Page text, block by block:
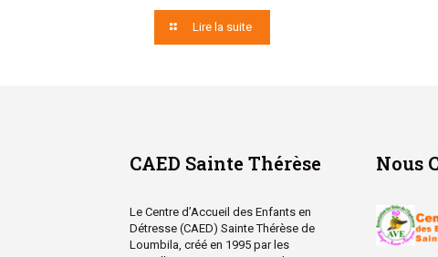
Lire la suite
CAED Sainte Thérèse
Le Centre d’Accueil des Enfants en
Détresse (CAED) Sainte Thérèse de
Loumbila, créé en 1995 par les
Nous